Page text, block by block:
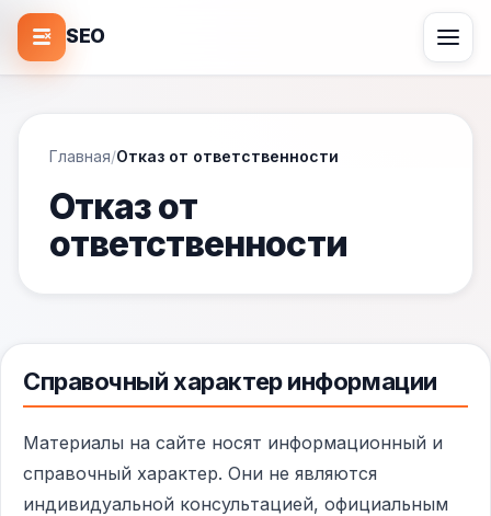
SEO
Главная/Отказ от ответственности
Отказ от
ответственности
Справочный характер информации
Материалы на сайте носят информационный и
справочный характер. Они не являются
индивидуальной консультацией, официальным